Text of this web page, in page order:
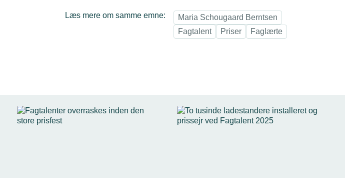
Læs mere om samme emne:
Maria Schougaard Berntsen
Fagtalent
Priser Faglærte